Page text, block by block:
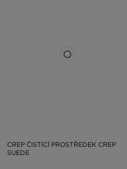
CREP ČISTÍCÍ PROSTŘEDEK CREP
SUEDE